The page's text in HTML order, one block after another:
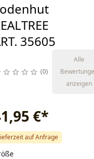
35605
0
Alle
anzeigen
€*
auf Anfrage